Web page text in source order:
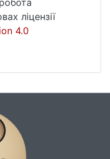
ліцензії
4.0